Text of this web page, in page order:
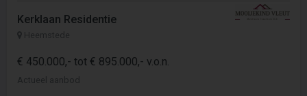
Kerklaan Residentie
Heemstede
€ 450.000,- tot € 895.000,- v.o.n.
Actueel aanbod